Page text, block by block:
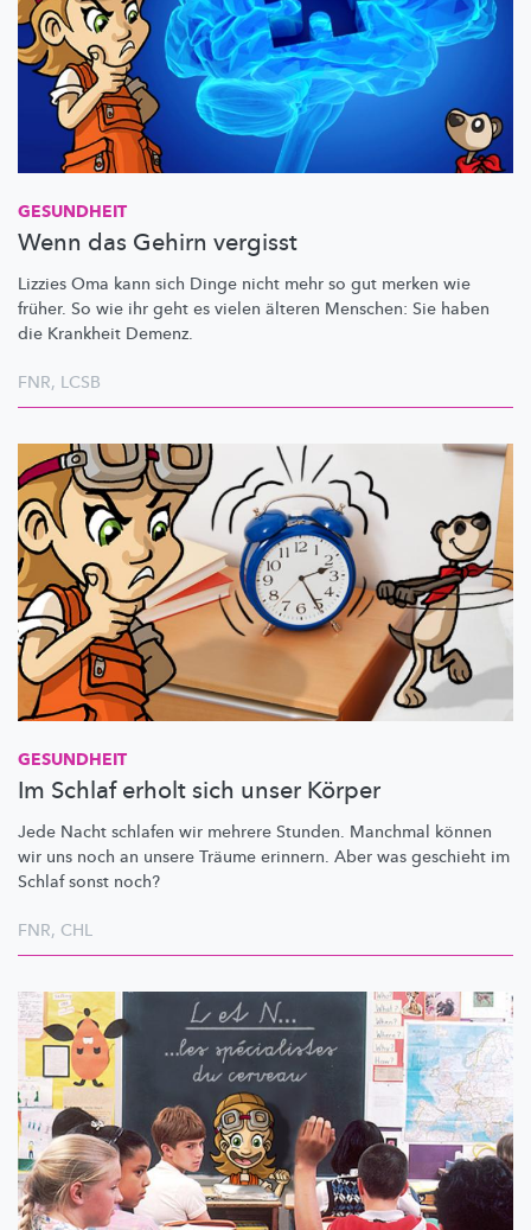
GESUNDHEIT
Wenn das Gehirn vergisst
Lizzies Oma kann sich Dinge nicht mehr so gut merken wie
früher. So wie ihr geht es vielen älteren Menschen: Sie haben
die Krankheit Demenz.
FNR, LCSB
GESUNDHEIT
Im Schlaf erholt sich unser Körper
Jede Nacht schlafen wir mehrere Stunden. Manchmal können
wir uns noch an unsere Träume erinnern. Aber was geschieht im
Schlaf sonst noch?
FNR, CHL